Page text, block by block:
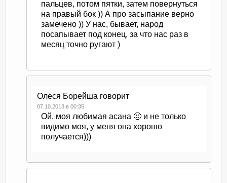
пальцев, потом пятки, затем повернуться
на правый бок )) А про засыпание верно
замечено )) У нас, бывает, народ
посапывает под конец, за что нас раз в
месяц точно ругают )
Олеся Борейша говорит
07.10.2013 в 00:35
Ой, моя любимая асана 🙂 и не только
видимо моя, у меня она хорошо
получается)))